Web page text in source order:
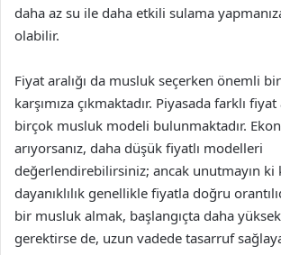
daha az su ile daha etkili sulama
olabilir.
Fiyat aralığı da musluk seçerken önemli
karşımıza çıkmaktadır. Piyasada farklı
birçok musluk modeli bulunmaktadır.
arıyorsanız, daha düşük fiyatlı modelleri
değerlendirebilirsiniz; ancak unutmayın ki
dayanıklılık genellikle fiyatla doğru
bir musluk almak, başlangıçta daha
gerektirse de, uzun vadede tasarruf